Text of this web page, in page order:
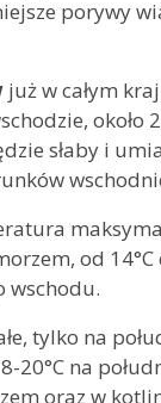
porywy
już w całym
słaby i
od
wschodu.
tylko na
na
oraz w